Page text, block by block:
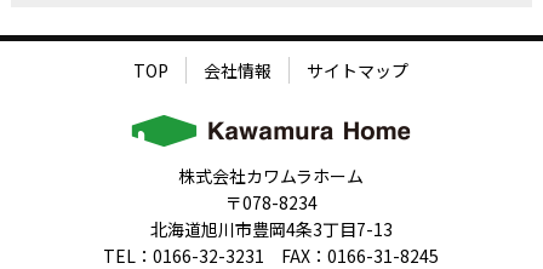
TOP 会社情報 サイトマップ
株式会社カワムラホーム
〒078-8234
北海道旭川市豊岡4条3丁目7-13
TEL：0166-32-3231 FAX：0166-31-8245